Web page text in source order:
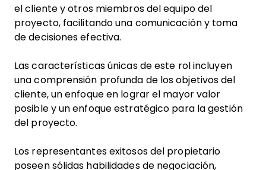
el cliente y otros miembros del equipo del
proyecto, facilitando una comunicación y toma
de decisiones efectiva.
Las características únicas de este rol incluyen
una comprensión profunda de los objetivos del
cliente, un enfoque en lograr el mayor valor
posible y un enfoque estratégico para la gestión
del proyecto.
Los representantes exitosos del propietario
poseen sólidas habilidades de negociación,